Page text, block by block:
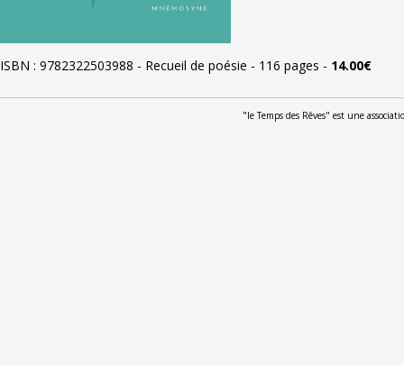
ISBN : 9782322503988 - Recueil de poésie - 116 pages - 14.00€
"le Temps des Rêves" est une